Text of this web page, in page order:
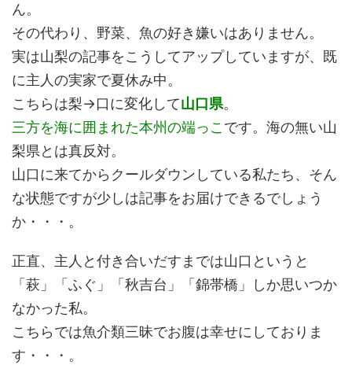
ん。
その代わり、野菜、魚の好き嫌いはありません。
実は山梨の記事をこうしてアップしていますが、既
に主人の実家で夏休み中。
こちらは梨→口に変化して山口県。
三方を海に囲まれた本州の端っこ です。海の無い山
梨県とは真反対。
山口に来てからクールダウンしている私たち、そん
な状態ですが少しは記事をお届けできるでしょう
か・・・。
正直、主人と付き合いだすまでは山口というと
「萩」「ふぐ」「秋吉台」「錦帯橋」しか思いつか
なかった私。
こちらでは魚介類三昧でお腹は幸せにしておりま
す・・・。